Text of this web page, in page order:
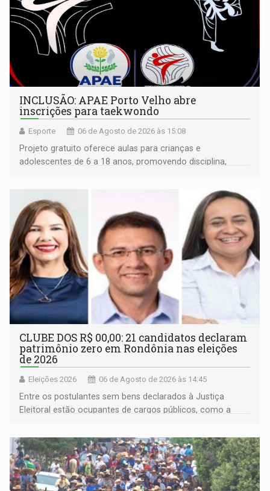
INCLUSÃO: APAE Porto Velho abre
inscrições para taekwondo
Esporte 06 de Agosto de 2026 às 15:08
Projeto gratuito oferece aulas para crianças e
adolescentes de 6 a 18 anos, promovendo disciplina,
CLUBE DOS R$ 00,00: 21 candidatos declaram
patrimônio zero em Rondônia nas eleições
de 2026
Eleições 2026 06 de Agosto de 2026 às 14:45
Entre os postulantes sem bens declarados à Justiça
Eleitoral estão ocupantes de cargos públicos, como a
Pedro Geovar (PP) e a vice-prefeita Magna dos Anjos
(NOVO)